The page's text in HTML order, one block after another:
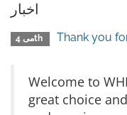
اخبار
می 4th Thank you
Welcome to
great choice